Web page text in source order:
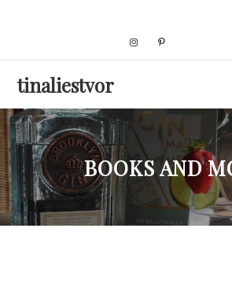
tinaliestvor
BOOKS AND